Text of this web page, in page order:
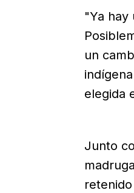
"Ya hay
un
elegida
Junto